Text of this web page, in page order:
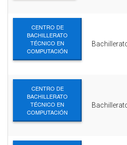
CENTRO DE
BACHILLERATO
TÉCNICO EN
COMPUTACIÓN
CENTRO DE
BACHILLERATO
TÉCNICO EN
COMPUTACIÓN